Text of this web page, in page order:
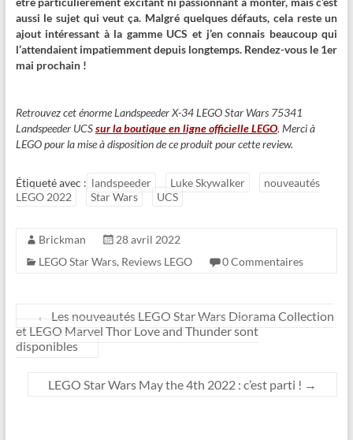
aussi le sujet qui veut ça. Malgré quelques défauts, cela reste un
ajout intéressant à la gamme UCS et j’en connais beaucoup qui
l’attendaient impatiemment depuis longtemps. Rendez-vous le 1er
mai prochain !
Retrouvez cet énorme Landspeeder X-34 LEGO Star Wars 75341
Landspeeder UCSsur la boutique en ligne officielle LEGO. Merci à
LEGO pour la mise à disposition de ce produit pour cette review.
Étiqueté avec : landspeeder Luke Skywalker
nouveautés
LEGO 2022
Star Wars UCS
Brickman
28 avril 2022
LEGO Star Wars, Reviews LEGO 0 Commentaires
←
Les nouveautés LEGO Star Wars Diorama Collection
et LEGO Marvel Thor Love and Thunder sont
disponibles
LEGO Star Wars May the 4th 2022 : c’est parti ! →